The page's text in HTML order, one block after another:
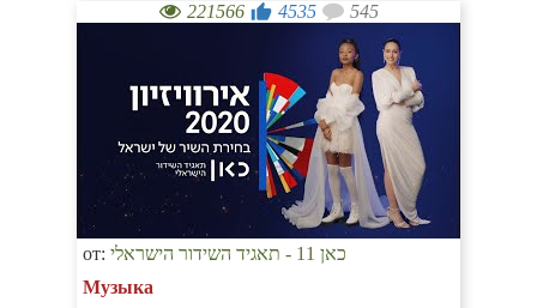
221566 4535 545
от:
כאן 11 - תאגיד השידור הישראלי
Музыка